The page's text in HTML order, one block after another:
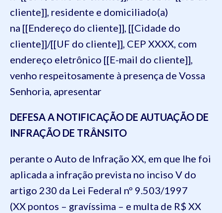
cliente]], residente e domiciliado(a)
na [[Endereço do cliente]], [[Cidade do
cliente]]/[[UF do cliente]], CEP XXXX, com
endereço eletrônico [[E-mail do cliente]],
venho respeitosamente à presença de Vossa
Senhoria, apresentar
DEFESA A NOTIFICAÇÃO DE AUTUAÇÃO DE
INFRAÇÃO DE TRÂNSITO
perante o Auto de Infração XX, em que lhe foi
aplicada a infração prevista no inciso V do
artigo 230 da Lei Federal nº 9.503/1997
(XX pontos – gravíssima – e multa de R$ XX